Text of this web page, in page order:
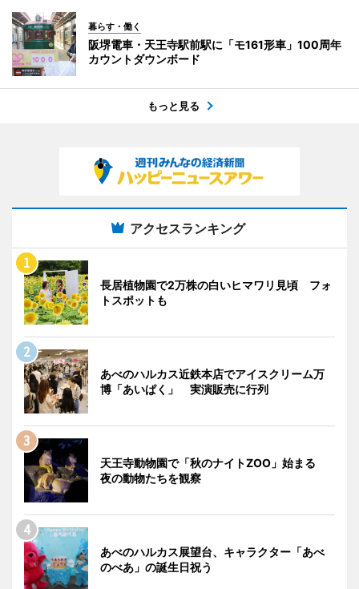
暮らす・働く
阪堺電車・天王寺駅前駅に「モ161形車」100周年
カウントダウンボード
もっと見る
アクセスランキング
長居植物園で2万株の白いヒマワリ見頃 フォ
トスポットも
あべのハルカス近鉄本店でアイスクリーム万
博「あいぱく」 実演販売に行列
天王寺動物園で「秋のナイトZOO」始まる
夜の動物たちを観察
あべのハルカス展望台、キャラクター「あべ
のべあ」の誕生日祝う